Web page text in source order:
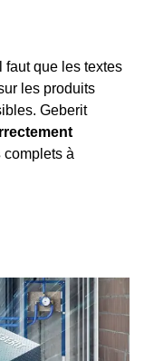
faut que les textes
les produits
Geberit
complets à